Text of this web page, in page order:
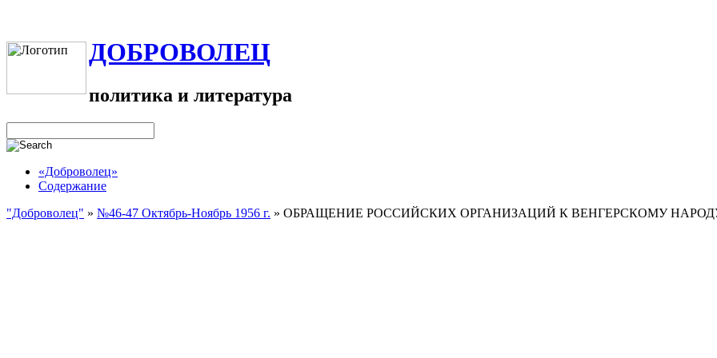
ДОБРОВОЛЕЦ
политика и литература
«Доброволец»
Содержание
"Доброволец" » №46-47 Октябрь-Ноябрь 1956 г. » ОБРАЩЕНИЕ РОССИЙСКИХ ОРГАНИЗАЦИЙ К ВЕНГЕРСКОМУ